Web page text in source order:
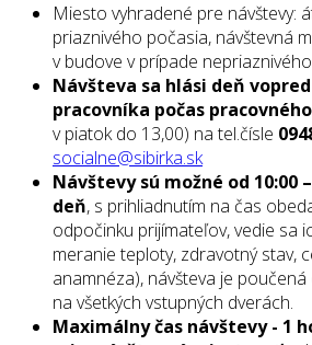
Miesto vyhradené pre návštevy:
priaznivého počasia, návštevná
v budove v prípade
Návšteva sa hlási deň
pracovníka počas
v piatok do 13,00) na tel.čísle
socialne@sibirka.sk
Návštevy sú možné od 10:00
deň, s prihliadnutím na čas
odpočinku prijímateľov, vedie sa
meranie teploty, zdravotný stav,
anamnéza), návšteva je poučená
na všetkých vstupných dverách.
Maximálny čas návštevy - 1